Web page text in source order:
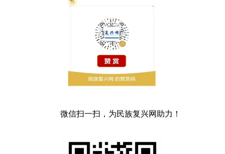
微信扫一扫，为民族复兴网助力！